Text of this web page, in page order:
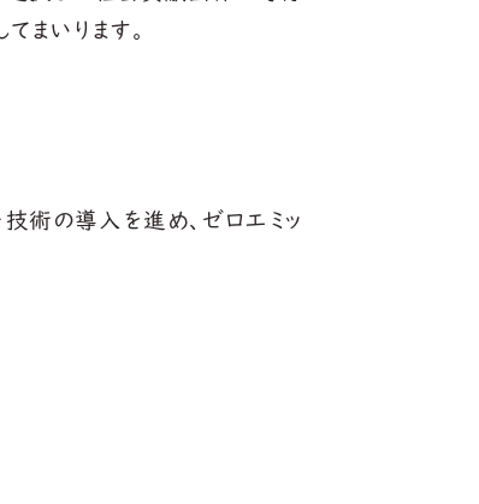
まいります。
術の導入を進め、ゼロエミッ